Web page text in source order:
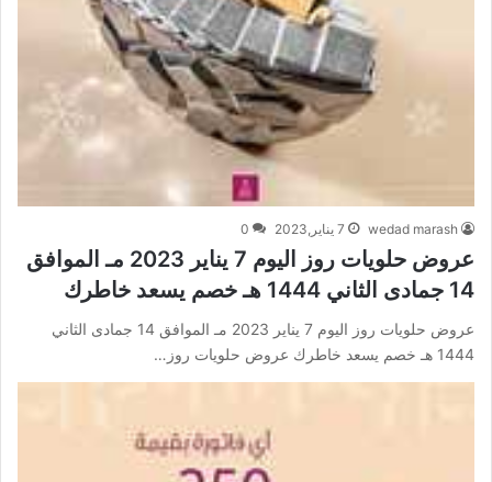
wedad marash 7 يناير,2023 0
عروض حلويات روز اليوم 7 يناير 2023 مـ الموافق
14 جمادى الثاني 1444 هـ خصم يسعد خاطرك
عروض حلويات روز اليوم 7 يناير 2023 مـ الموافق 14 جمادى الثاني
1444 هـ خصم يسعد خاطرك عروض حلويات روز…